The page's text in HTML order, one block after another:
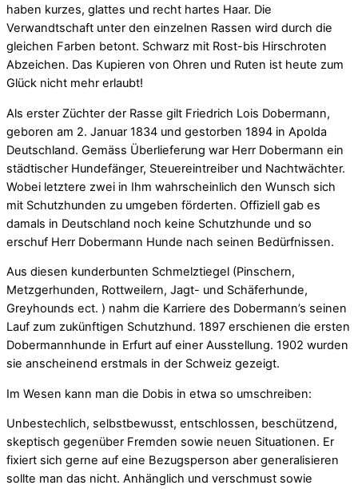
haben kurzes, glattes und recht hartes Haar. Die
Verwandtschaft unter den einzelnen Rassen wird durch die
gleichen Farben betont. Schwarz mit Rost-bis Hirschroten
Abzeichen. Das Kupieren von Ohren und Ruten ist heute zum
Glück nicht mehr erlaubt!
Als erster Züchter der Rasse gilt Friedrich Lois Dobermann,
geboren am 2. Januar 1834 und gestorben 1894 in Apolda
Deutschland. Gemäss Überlieferung war Herr Dobermann ein
städtischer Hundefänger, Steuereintreiber und Nachtwächter.
Wobei letztere zwei in Ihm wahrscheinlich den Wunsch sich
mit Schutzhunden zu umgeben förderten. Offiziell gab es
damals in Deutschland noch keine Schutzhunde und so
erschuf Herr Dobermann Hunde nach seinen Bedürfnissen.
Aus diesen kunderbunten Schmelztiegel (Pinschern,
Metzgerhunden, Rottweilern, Jagt- und Schäferhunde,
Greyhounds ect. ) nahm die Karriere des Dobermann’s seinen
Lauf zum zukünftigen Schutzhund. 1897 erschienen die ersten
Dobermannhunde in Erfurt auf einer Ausstellung. 1902 wurden
sie anscheinend erstmals in der Schweiz gezeigt.
Im Wesen kann man die Dobis in etwa so umschreiben:
Unbestechlich, selbstbewusst, entschlossen, beschützend,
skeptisch gegenüber Fremden sowie neuen Situationen. Er
fixiert sich gerne auf eine Bezugsperson aber generalisieren
sollte man das nicht. Anhänglich und verschmust sowie